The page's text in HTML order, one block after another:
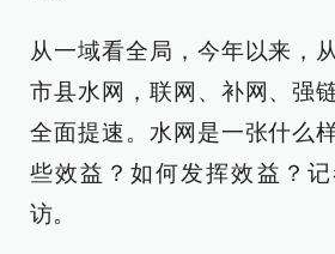
从一域看全局，今年以来，
市县水网，联网、补网、强
全面提速。水网是一张什么
些效益？如何发挥效益？
访。